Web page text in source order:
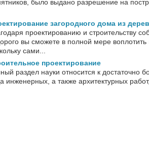
было выдано разрешение на
загородного дома из
проектированию и строительству
вы сможете в полной мере воплотить
сами...
проектирование
раздел науки относится к достаточно
инженерных, а также архитектурных